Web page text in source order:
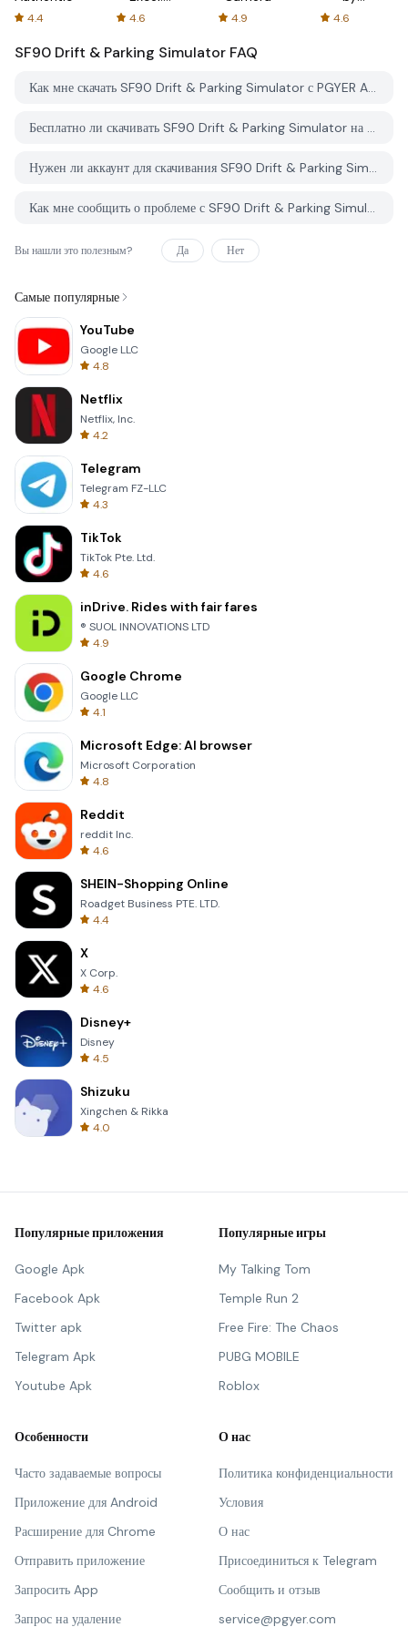
4.4
Spreadsheets
4.6 4.9
AFTVnews
4.6
SF90 Drift & Parking Simulator FAQ
Как мне скачать SF90 Drift & Parking Simulator с PGYER APK HUB?
Бесплатно ли скачивать SF90 Drift & Parking Simulator на PGYER APK HUB?
Нужен ли аккаунт для скачивания SF90 Drift & Parking Simulator с PGYER APK HUB?
Как мне сообщить о проблеме с SF90 Drift & Parking Simulator на PGYER APK HUB?
Вы нашли это полезным? Да Нет
Самые популярные
YouTube
Google LLC
4.8
Netflix
Netflix, Inc.
4.2
Telegram
Telegram FZ-LLC
4.3
TikTok
TikTok Pte. Ltd.
4.6
inDrive. Rides with fair fares
® SUOL INNOVATIONS LTD
4.9
Google Chrome
Google LLC
4.1
Microsoft Edge: AI browser
Microsoft Corporation
4.8
Reddit
reddit Inc.
4.6
SHEIN-Shopping Online
Roadget Business PTE. LTD.
4.4
X
X Corp.
4.6
Disney+
Disney
4.5
Shizuku
Xingchen & Rikka
4.0
Популярные приложения
Google Apk
Facebook Apk
Twitter apk
Telegram Apk
Youtube Apk
Популярные игры
My Talking Tom
Temple Run 2
Free Fire: The Chaos
PUBG MOBILE
Roblox
Особенности
Часто задаваемые вопросы
Приложение для Android
Расширение для Chrome
Отправить приложение
Запросить App
Запрос на удаление
О нас
Политика конфиденциальности
Условия
О нас
Присоединиться к Telegram
Сообщить и отзыв
service@pgyer.com